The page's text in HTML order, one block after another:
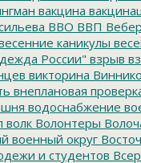
вакцина
ВВО ВВП Вебер
каникулы
России" взрыв
викторина
внеплановая
водоснабжение
волк Волонтеры
военный округ
и студентов